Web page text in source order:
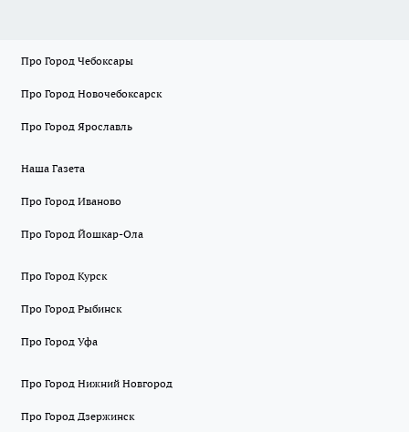
Про Город Чебоксары
Про Город Новочебоксарск
Про Город Ярославль
Наша Газета
Про Город Иваново
Про Город Йошкар-Ола
Про Город Курск
Про Город Рыбинск
Про Город Уфа
Про Город Нижний Новгород
Про Город Дзержинск